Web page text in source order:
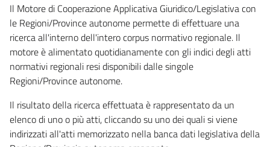
Il Motore di Cooperazione Applicativa Giuridico/Legislativa con
le Regioni/Province autonome permette di effettuare una
ricerca all'interno dell'intero corpus normativo regionale. Il
motore è alimentato quotidianamente con gli indici degli atti
normativi regionali resi disponibili dalle singole
Regioni/Province autonome.
Il risultato della ricerca effettuata è rappresentato da un
elenco di uno o più atti, cliccando su uno dei quali si viene
indirizzati all'atti memorizzato nella banca dati legislativa della